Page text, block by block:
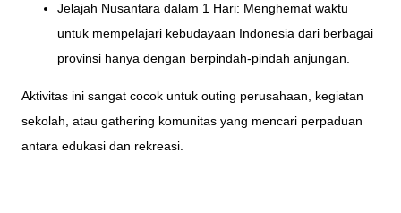
Jelajah Nusantara dalam 1 Hari: Menghemat waktu
untuk mempelajari kebudayaan Indonesia dari berbagai
provinsi hanya dengan berpindah-pindah anjungan.
Aktivitas ini sangat cocok untuk outing perusahaan, kegiatan
sekolah, atau gathering komunitas yang mencari perpaduan
antara edukasi dan rekreasi.